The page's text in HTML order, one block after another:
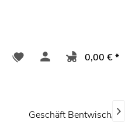
0,00 € *
Geschäft Bentwisch/ 